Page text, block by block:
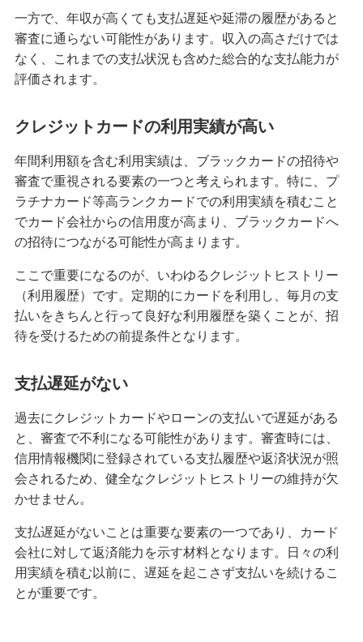
クレジットカードのステータスとは？保有する必
要性や役立つシーン、選び方を解説
クレジットカードの名義変更のタイミングは？方
流れやタイミング、注意点を解説
クレジットカードの引き落とし口座を変更する方
法とは？選び方や注意点も紹介
クレジットカードとデビットカードの違いは？メ
リット・デメリットや使い分け方を解説
クレジットカード決済で領収書は発行できる？代
わりの書類や注意点も解説
クレジットカードが作れない原因とは？審査に落
クレジットカードの3Dセキュアとは？決済方法、
導入のメリットや注意点を解説
メリット・デメリット等を解説
クレジットカードの残高不足は1回目でも信用情報
に影響する？対処法やリスクを解説
一方で、年収が高くても支払遅延や延滞の履歴があると
審査に通らない可能性があります。収入の高さだけでは
なく、これまでの支払状況も含めた総合的な支払能力が
評価されます。
クレジットカードの利用実績が高い
年間利用額を含む利用実績は、ブラックカードの招待や
審査で重視される要素の一つと考えられます。特に、プ
ラチナカード等高ランクカードでの利用実績を積むこと
でカード会社からの信用度が高まり、ブラックカードへ
の招待につながる可能性が高まります。
ここで重要になるのが、いわゆるクレジットヒストリー
（利用履歴）です。定期的にカードを利用し、毎月の支
払いをきちんと行って良好な利用履歴を築くことが、招
待を受けるための前提条件となります。
支払遅延がない
過去にクレジットカードやローンの支払いで遅延がある
と、審査で不利になる可能性があります。審査時には、
信用情報機関に登録されている支払履歴や返済状況が照
会されるため、健全なクレジットヒストリーの維持が欠
かせません。
支払遅延がないことは重要な要素の一つであり、カード
会社に対して返済能力を示す材料となります。日々の利
用実績を積む以前に、遅延を起こさず支払いを続けるこ
とが重要です。